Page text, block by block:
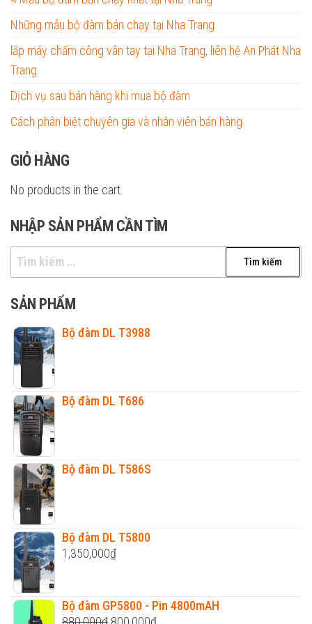
Những mẫu bộ đàm bán chạy tại Nha Trang
lắp máy chấm công vân tay tại Nha Trang, liên hệ An Phát Nha
Trang
Dịch vụ sau bán hàng khi mua bộ đàm
Cách phân biệt chuyên gia và nhân viên bán hàng
GIỎ HÀNG
No products in the cart.
NHẬP SẢN PHẨM CẦN TÌM
Tìm
kiếm
cho:
SẢN PHẨM
Bộ đàm DL T3988
Bộ đàm DL T686
Bộ đàm DL T586S
Bộ đàm DL T5800
1,350,000₫
Bộ đàm GP5800 - Pin 4800mAH
Original Current